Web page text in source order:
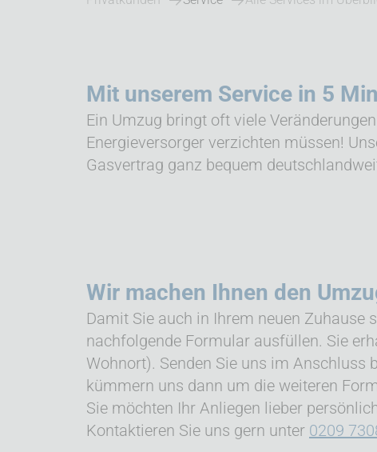
Mit unserem Service in 5
Ein Umzug bringt oft viele
Energieversorger verzichten müssen!
Gasvertrag ganz bequem
Wir machen Ihnen den
Damit Sie auch in Ihrem neuen Zuhause
nachfolgende Formular ausfüllen. Sie
Wohnort). Senden Sie uns im
kümmern uns dann um die weiteren
Sie möchten Ihr Anliegen lieber
Kontaktieren Sie uns gern unter 0209